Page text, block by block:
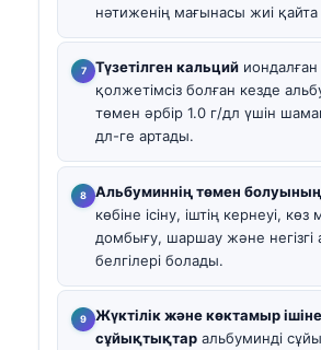
нәтиженің мағынасы жиі
Түзетілген кальций
қолжетімсіз болған кезде
төмен әрбір 1.0 г/дл үшін
дл-ге артады.
Альбуминнің төмен болуының
көбіне ісіну, іштің кернеуі,
домбығу, шаршау және негізгі
белгілері болады.
Жүктілік және көктамыр ішіне
сұйықтықтар альбуминді